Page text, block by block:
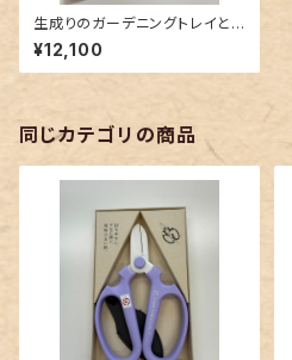
生成りのガーデニングトレイと
ポーチセット
¥12,100
同じカテゴリの商品